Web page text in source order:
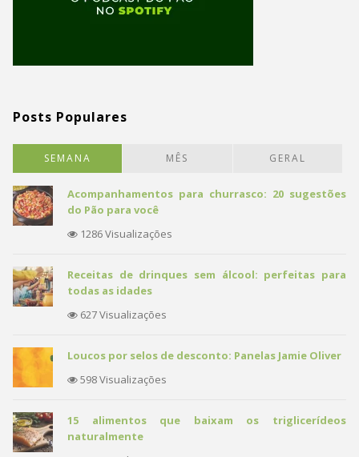
Posts Populares
SEMANA MÊS GERAL
Acompanhamentos para churrasco: 20 sugestões
do Pão para você
1286 Visualizações
Receitas de drinques sem álcool: perfeitas para
todas as idades
627 Visualizações
Loucos por selos de desconto: Panelas Jamie Oliver
598 Visualizações
15 alimentos que baixam os triglicerídeos
naturalmente